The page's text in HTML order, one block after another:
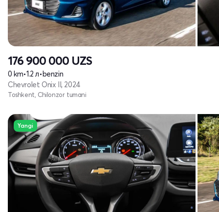
176 900 000 UZS
0 km•1.2 л•benzin
Chevrolet Onix II, 2024
Toshkent, Chilonzor tumani
Yangi